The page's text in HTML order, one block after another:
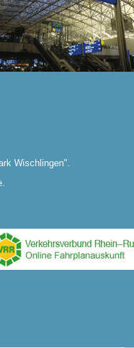
Wischlingen".